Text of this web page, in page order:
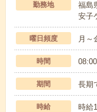
勤務地
福島
安子
曜日頻度 月～
時間
期間 長期
時給 時給